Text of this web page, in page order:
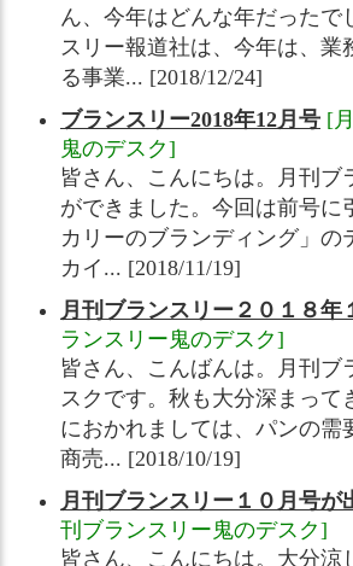
ん、今年はどんな年だったで
スリー報道社は、今年は、業
る事業... [2018/12/24]
ブランスリー2018年12月号 [
鬼のデスク]
皆さん、こんにちは。月刊ブ
ができました。今回は前号に
カリーのブランディング」の
カイ... [2018/11/19]
月刊ブランスリー２０１８年
ランスリー鬼のデスク]
皆さん、こんばんは。月刊ブ
スクです。秋も大分深まって
におかれましては、パンの需
商売... [2018/10/19]
月刊ブランスリー１０月号が
刊ブランスリー鬼のデスク]
皆さん、こんにちは。大分涼